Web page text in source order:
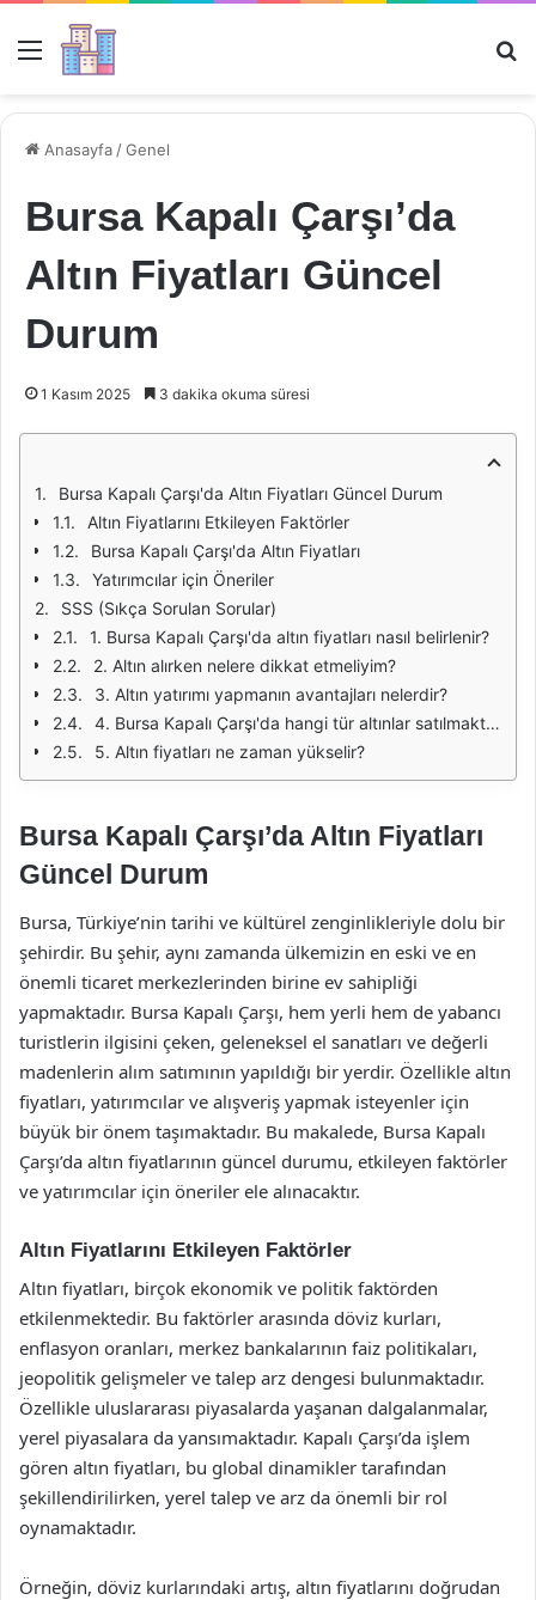
Menü
Anasayfa /Genel
Bursa Kapalı Çarşı’da
Altın Fiyatları Güncel
Durum
1 Kasım 2025 3 dakika okuma süresi
Bursa Kapalı Çarşı'da Altın Fiyatları Güncel Durum
Altın Fiyatlarını Etkileyen Faktörler
Bursa Kapalı Çarşı'da Altın Fiyatları
Yatırımcılar için Öneriler
SSS (Sıkça Sorulan Sorular)
1. Bursa Kapalı Çarşı'da altın fiyatları nasıl belirlenir?
2. Altın alırken nelere dikkat etmeliyim?
3. Altın yatırımı yapmanın avantajları nelerdir?
4. Bursa Kapalı Çarşı'da hangi tür altınlar satılmaktadır?
5. Altın fiyatları ne zaman yükselir?
Bursa Kapalı Çarşı’da Altın Fiyatları
Güncel Durum
Bursa, Türkiye’nin tarihi ve kültürel zenginlikleriyle dolu bir
şehirdir. Bu şehir, aynı zamanda ülkemizin en eski ve en
önemli ticaret merkezlerinden birine ev sahipliği
yapmaktadır. Bursa Kapalı Çarşı, hem yerli hem de yabancı
turistlerin ilgisini çeken, geleneksel el sanatları ve değerli
madenlerin alım satımının yapıldığı bir yerdir. Özellikle altın
fiyatları, yatırımcılar ve alışveriş yapmak isteyenler için
büyük bir önem taşımaktadır. Bu makalede, Bursa Kapalı
Çarşı’da altın fiyatlarının güncel durumu, etkileyen faktörler
ve yatırımcılar için öneriler ele alınacaktır.
Altın Fiyatlarını Etkileyen Faktörler
Altın fiyatları, birçok ekonomik ve politik faktörden
etkilenmektedir. Bu faktörler arasında döviz kurları,
enflasyon oranları, merkez bankalarının faiz politikaları,
jeopolitik gelişmeler ve talep arz dengesi bulunmaktadır.
Özellikle uluslararası piyasalarda yaşanan dalgalanmalar,
yerel piyasalara da yansımaktadır. Kapalı Çarşı’da işlem
gören altın fiyatları, bu global dinamikler tarafından
şekillendirilirken, yerel talep ve arz da önemli bir rol
oynamaktadır.
Örneğin, döviz kurlarındaki artış, altın fiyatlarını doğrudan